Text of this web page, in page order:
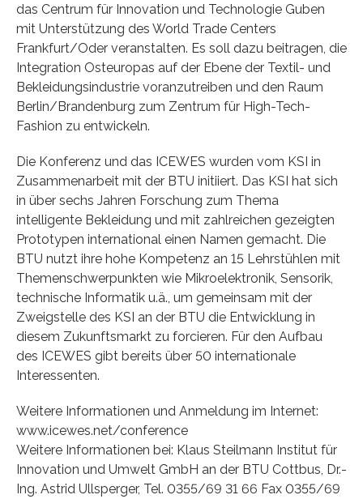
das Centrum für Innovation und Technologie Guben
mit Unterstützung des World Trade Centers
Frankfurt/Oder veranstalten. Es soll dazu beitragen, die
Integration Osteuropas auf der Ebene der Textil- und
Bekleidungsindustrie voranzutreiben und den Raum
Berlin/Brandenburg zum Zentrum für High-Tech-
Fashion zu entwickeln.
Die Konferenz und das ICEWES wurden vom KSI in
Zusammenarbeit mit der BTU initiiert. Das KSI hat sich
in über sechs Jahren Forschung zum Thema
intelligente Bekleidung und mit zahlreichen gezeigten
Prototypen international einen Namen gemacht. Die
BTU nutzt ihre hohe Kompetenz an 15 Lehrstühlen mit
Themenschwerpunkten wie Mikroelektronik, Sensorik,
technische Informatik u.ä., um gemeinsam mit der
Zweigstelle des KSI an der BTU die Entwicklung in
diesem Zukunftsmarkt zu forcieren. Für den Aufbau
des ICEWES gibt bereits über 50 internationale
Interessenten.
Weitere Informationen und Anmeldung im Internet:
www.icewes.net/conference
Weitere Informationen bei: Klaus Steilmann Institut für
Innovation und Umwelt GmbH an der BTU Cottbus, Dr.-
Ing. Astrid Ullsperger, Tel. 0355/69 31 66 Fax 0355/69